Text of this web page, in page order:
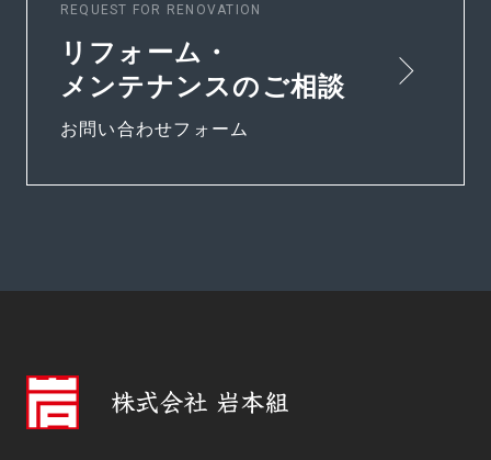
REQUEST FOR RENOVATION
リフォーム・
メンテナンスのご相談
お問い合わせフォーム